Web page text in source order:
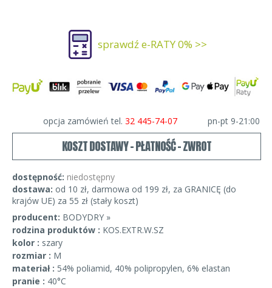
sprawdź e-RATY 0% >>
opcja zamówień tel. 32 445-74-07 pn-pt 9-21:00
KOSZT DOSTAWY - PŁATNOŚĆ - ZWROT
dostępność: niedostępny
dostawa: od 10 zł, darmowa od 199 zł, za GRANICĘ (do
krajów UE) za 55 zł (stały koszt)
producent: BODYDRY »
rodzina produktów : KOS.EXTR.W.SZ
kolor : szary
rozmiar : M
materiał : 54% poliamid, 40% polipropylen, 6% elastan
pranie : 40°C